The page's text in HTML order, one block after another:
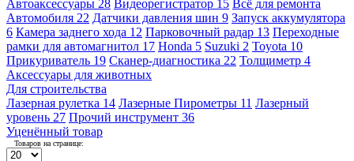
Автоаксессуары 28 Видеорегистратор 15 Всё для ремонта
Автомобиля 22 Датчики давления шин 9 Запуск аккумулятора
6 Камера заднего хода 12 Парковочный радар 13 Переходные
рамки для автомагнитол 17 Honda 5 Suzuki 2 Toyota 10
Прикуриватель 19 Сканер-диагностика 22 Толщиметр 4
Аксессуары для животных
Для строительства
Лазерная рулетка 14 Лазерные Пирометры 11 Лазерный
уровень 27 Прочий инструмент 36
Уценённый товар
Товаров на странице: